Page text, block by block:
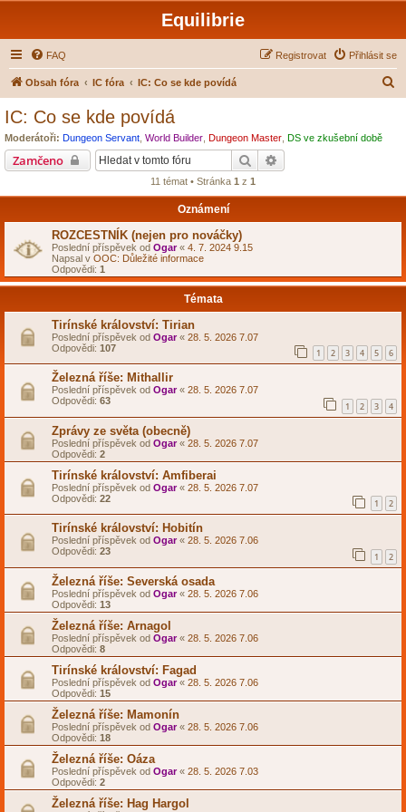
Equilibrie
FAQ Přihlásit se
Registrovat
Obsah fóra IC fóra IC: Co se kde povídá
IC: Co se kde povídá
Moderátoři: Dungeon Servant World Builder Dungeon Master DS ve zkušební době
Zamčeno Hledat
11 témat • Stránka 1 z 1
Oznámení
ROZCESTNÍK (nejen pro nováčky)
Poslední příspěvek od Ogar« 4. 7. 2024 9.15
Napsal v OOC: Důležité informace
Odpovědi: 1
Témata
Tirínské království: Tirian
Poslední příspěvek od Ogar« 28. 5. 2026 7.07
Odpovědi: 107 1 2 3 4 5 6
Železná říše: Mithallir
Poslední příspěvek od Ogar« 28. 5. 2026 7.07
Odpovědi: 63 1 2 3 4
Zprávy ze světa (obecně)
Poslední příspěvek od Ogar« 28. 5. 2026 7.07
Odpovědi: 2
Tirínské království: Amfiberai
Poslední příspěvek od Ogar« 28. 5. 2026 7.07
Odpovědi: 22 1 2
Tirínské království: Hobitín
Poslední příspěvek od Ogar« 28. 5. 2026 7.06
Odpovědi: 23 1 2
Železná říše: Severská osada
Poslední příspěvek od Ogar« 28. 5. 2026 7.06
Odpovědi: 13
Železná říše: Arnagol
Poslední příspěvek od Ogar« 28. 5. 2026 7.06
Odpovědi: 8
Tirínské království: Fagad
Poslední příspěvek od Ogar« 28. 5. 2026 7.06
Odpovědi: 15
Železná říše: Mamonín
Poslední příspěvek od Ogar« 28. 5. 2026 7.06
Odpovědi: 18
Železná říše: Oáza
Poslední příspěvek od Ogar« 28. 5. 2026 7.03
Odpovědi: 2
Železná říše: Hag Hargol